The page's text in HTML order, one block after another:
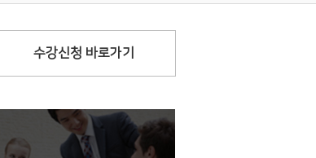
수강신청 바로가기